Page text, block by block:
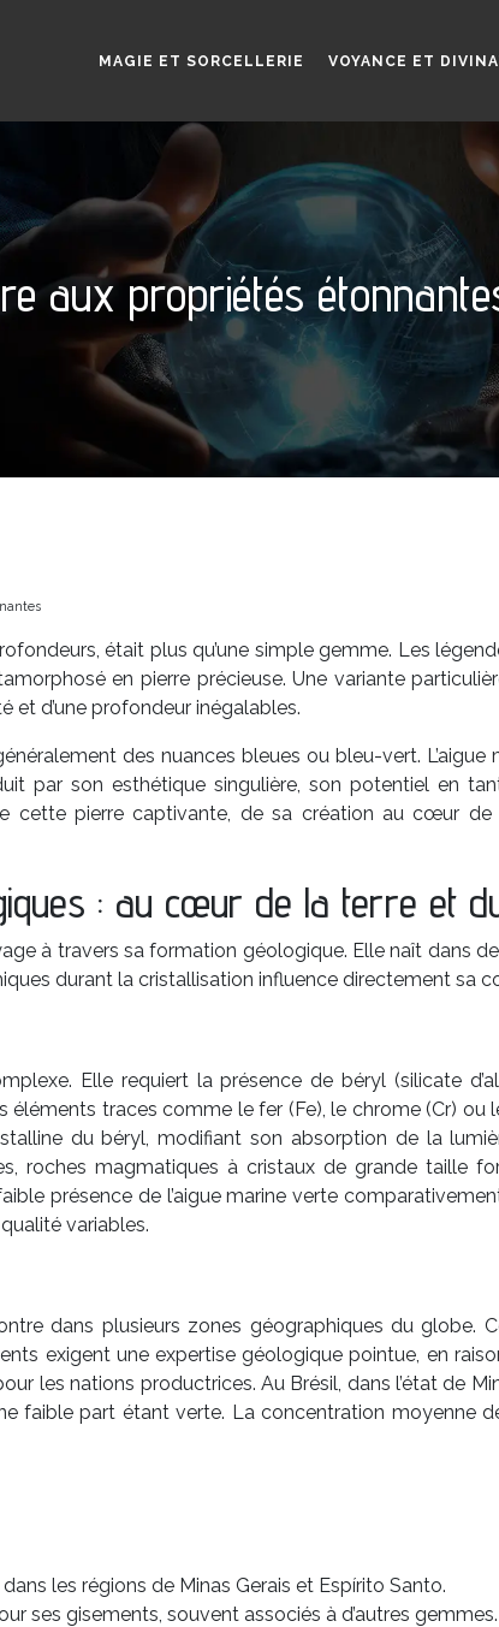
MAGIE ET SORCELLERIE VOYANCE ET
aux propriétés
était plus qu’une simple gemme. Les
en pierre précieuse. Une variante
et d’une profondeur inégalables.
des nuances bleues ou bleu-vert.
par son esthétique singulière, son potentiel en
cette pierre captivante, de sa création au cœur de
: au cœur de la terre et
à travers sa formation géologique. Elle naît dans
durant la cristallisation influence directement sa
Elle requiert la présence de béryl (silicate
traces comme le fer (Fe), le chrome (Cr) ou
du béryl, modifiant son absorption de la
roches magmatiques à cristaux de grande taille
présence de l’aigue marine verte
variables.
dans plusieurs zones géographiques du
exigent une expertise géologique pointue, en
les nations productrices. Au Brésil, dans l’état de
faible part étant verte. La concentration moyenne
les régions de Minas Gerais et Espírito Santo.
ses gisements, souvent associés à d’autres gemmes.